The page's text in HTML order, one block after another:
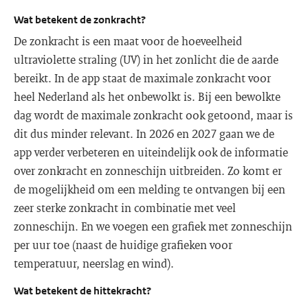
Wat betekent de zonkracht?
De zonkracht is een maat voor de hoeveelheid
ultraviolette straling (UV) in het zonlicht die de aarde
bereikt. In de app staat de maximale zonkracht voor
heel Nederland als het onbewolkt is. Bij een bewolkte
dag wordt de maximale zonkracht ook getoond, maar is
dit dus minder relevant. In 2026 en 2027 gaan we de
app verder verbeteren en uiteindelijk ook de informatie
over zonkracht en zonneschijn uitbreiden. Zo komt er
de mogelijkheid om een melding te ontvangen bij een
zeer sterke zonkracht in combinatie met veel
zonneschijn. En we voegen een grafiek met zonneschijn
per uur toe (naast de huidige grafieken voor
temperatuur, neerslag en wind).
Wat betekent de hittekracht?